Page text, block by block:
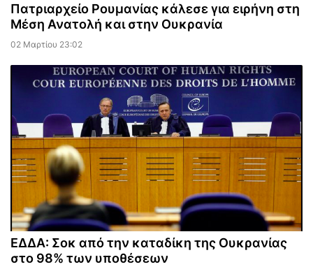
Πατριαρχείο Ρουμανίας κάλεσε για ειρήνη στη
Μέση Ανατολή και στην Ουκρανία
02 Μαρτίου 23:02
ΕΔΔΑ: Σοκ από την καταδίκη της Ουκρανίας
στο 98% των υποθέσεων